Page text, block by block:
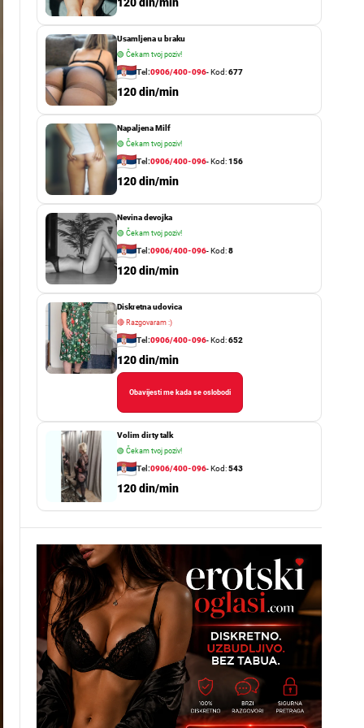
m
e
Usamljena u braku
🟢 Čekam tvoj poziv!
Tel:0906/400-096- Kod:677
120 din/min
Napaljena Milf
🟢 Čekam tvoj poziv!
Tel:0906/400-096- Kod:156
120 din/min
Nevina devojka
🟢 Čekam tvoj poziv!
Tel:0906/400-096- Kod:8
120 din/min
Diskretna udovica
🔴Razgovaram :)
Tel:0906/400-096- Kod:652
120 din/min
Obavijesti me kada se oslobodi
Volim dirty talk
🟢 Čekam tvoj poziv!
Tel:0906/400-096- Kod:543
120 din/min